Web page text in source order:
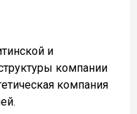
и
компании
компания